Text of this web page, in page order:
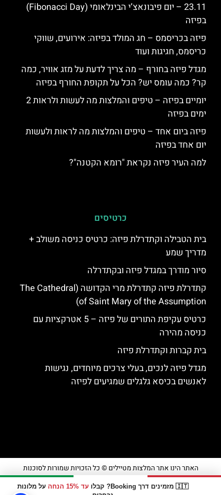
🇮🇹 מזמינים דרך Booking? קבלו עד 15% הנחה
על מלונות
23.11 – יום פיבונאצ’י הבינלאומי (Fibonacci Day)
בפיזה
פיזה בכריסמס – חג המולד בפיזה: אירועים, שווקי
כריסמס, חגיגות ועוד
מגדל פיזה בחורף – מה צריך לדעת על מזג אוויר, כמה
קר? כמה עומס יש? הכל על תקופת החורף בפיזה
יומיים בפיזה – טיפים והמלצות מה לעשות ולראות 2
ימים בפיזה
פיזה ביום אחד – טיפים והמלצות מה לראות ולעשות
יום אחד בפיזה
למה העיר פיזה נקראת "רומא הקטנה"?
כרטיסים
בית הטבילה וקתדרלת פיזה: כרטיס כניסה משולב +
מדריך שמע
סיור מודרך במגדל פיזה ובקתדרלה
קתדרלת פיזה קתדרלת מרי הקדושה (The Cathedral
of Saint Mary of the Assumption)
כרטיס עקיפת התורים של פיזה – 5 אטרקציות עם
כניסה מהירה
בית קברות וקתדרלת פיזה
מגדל פיזה לנכים, בעלי צרכים מיוחדים, נגישות
לאנשים בכיסא גלגלים שמגיעים לפיזה
האתר הינו אתר המלצות מטיילים © כל הזכויות שמורות לסוכנות